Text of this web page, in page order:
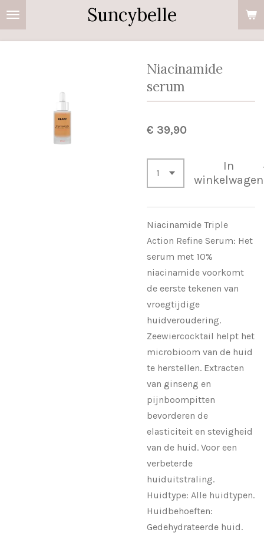
Ga
direct
Suncybelle
Niacinamide
serum
€ 39,90
In
winkelwagen
Niacinamide Triple
Action Refine Serum: Het
serum met 10%
niacinamide voorkomt
de eerste tekenen van
vroegtijdige
huidveroudering.
Zeewiercocktail helpt het
microbioom van de huid
te herstellen. Extracten
van ginseng en
pijnboompitten
bevorderen de
elasticiteit en stevigheid
van de huid. Voor een
verbeterde
huiduitstraling.
Huidtype: Alle huidtypen.
Huidbehoeften:
Gedehydrateerde huid.